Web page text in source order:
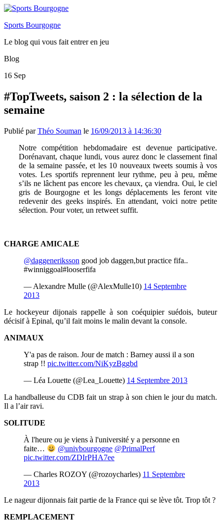
Sports Bourgogne
Le blog qui vous fait entrer en jeu
Blog
16 Sep
#TopTweets, saison 2 : la sélection de la
semaine
Publié parThéo Souman le 16/09/2013 à 14:36:30
Notre compétition hebdomadaire est devenue participative.
Dorénavant, chaque lundi, vous aurez donc le classement final
de la semaine passée, et les 10 nouveaux tweets soumis à vos
votes. Les sportifs reprennent leur rythme, peu à peu, même
s’ils ne lâchent pas encore les chevaux, ça viendra. Oui, le ciel
gris de Bourgogne et les longs déplacements les feront vite
redevenir des geeks inspirés. En attendant, voici notre petite
sélection. Pour voter, un retweet suffit.
CHARGE AMICALE
@daggeneriksson good job daggen,but practice fifa..
#winniggoal#looserfifa
— Alexandre Mulle (@AlexMulle10) 14 Septembre
2013
Le hockeyeur dijonais rappelle à son coéquipier suédois, buteur
décisif à Epinal, qu’il fait moins le malin devant la console.
ANIMAUX
Y'a pas de raison. Jour de match : Barney aussi il a son
strap !! pic.twitter.com/NiKyzBggbd
— Léa Louette (@Lea_Louette) 14 Septembre 2013
La handballeuse du CDB fait un strap à son chien le jour du match.
Il a l’air ravi.
SOLITUDE
À l'heure ou je viens à l'université y a personne en
faite…
@univbourgogne @PrimalPerf
pic.twitter.com/ZDIrPHA7ee
— Charles ROZOY (@rozoycharles) 11 Septembre
2013
Le nageur dijonnais fait partie de la France qui se lève tôt. Trop tôt ?
REMPLACEMENT